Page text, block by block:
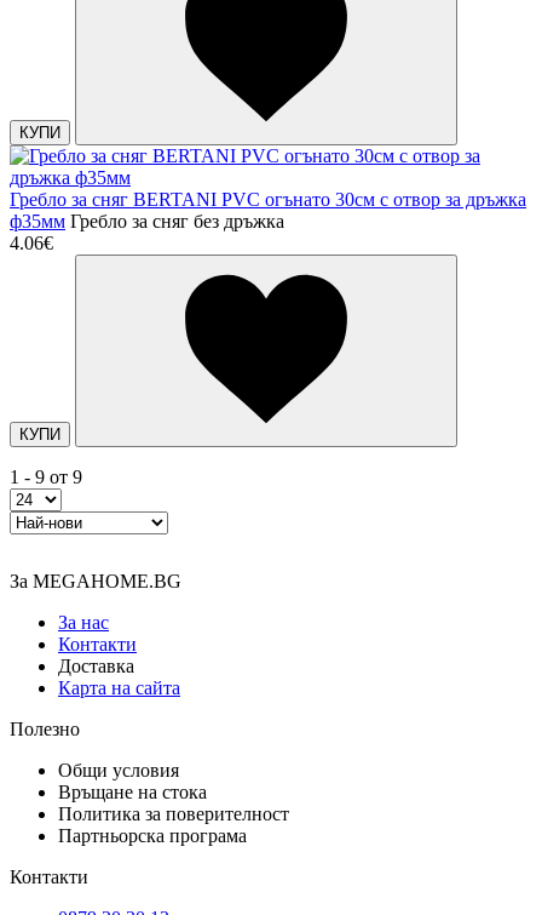
КУПИ
Гребло за сняг BERTANI PVC огънато 30см с отвор за дръжка
ф35мм Гребло за сняг без дръжка
4.06€
КУПИ
1 - 9 от 9
За MEGAHOME.BG
За нас
Контакти
Доставка
Карта на сайта
Полезно
Общи условия
Връщане на стока
Политика за поверителност
Партньорска програма
Контакти